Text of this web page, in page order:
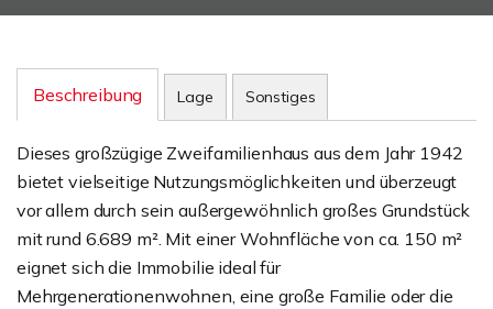
Beschreibung Lage Sonstiges
Dieses großzügige Zweifamilienhaus aus dem Jahr 1942
bietet vielseitige Nutzungsmöglichkeiten und überzeugt
vor allem durch sein außergewöhnlich großes Grundstück
mit rund 6.689 m². Mit einer Wohnfläche von ca. 150 m²
eignet sich die Immobilie ideal für
Mehrgenerationenwohnen, eine große Familie oder die